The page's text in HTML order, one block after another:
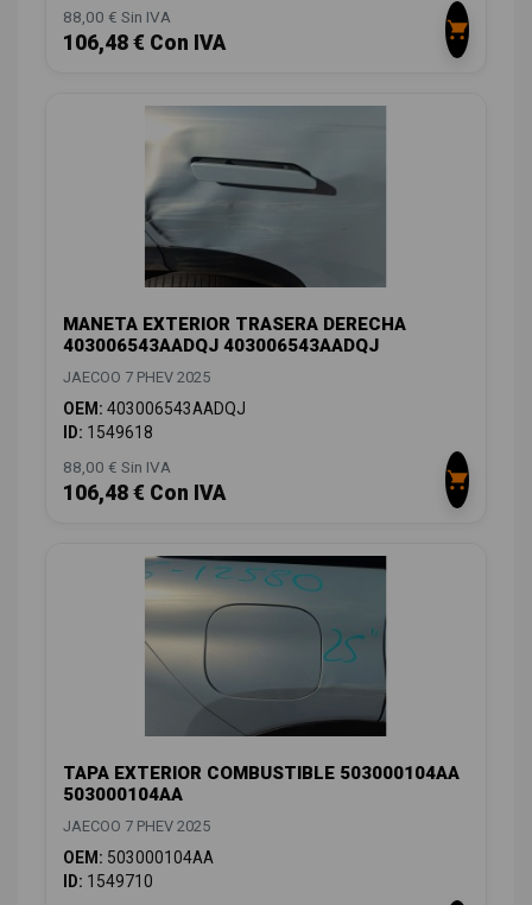
88,00 € Sin IVA
106,48 € Con IVA
MANETA EXTERIOR TRASERA DERECHA
403006543AADQJ 403006543AADQJ
JAECOO 7 PHEV 2025
OEM: 403006543AADQJ
ID: 1549618
88,00 € Sin IVA
106,48 € Con IVA
TAPA EXTERIOR COMBUSTIBLE 503000104AA
503000104AA
JAECOO 7 PHEV 2025
OEM: 503000104AA
ID: 1549710